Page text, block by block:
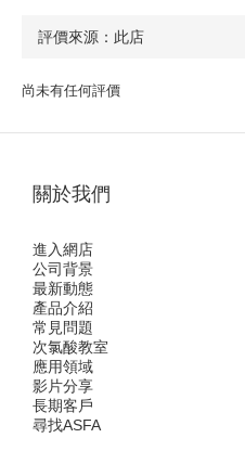
尚未有任何評價
關於我們
進入網店
公司背景
最新動態
產品介紹
常見問題
次氯酸教室
應用領域
影片分享
長期客戶
尋找ASFA